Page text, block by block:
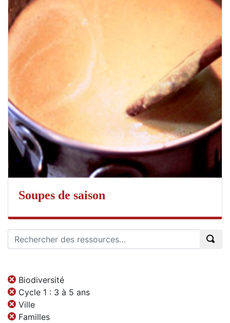
Soupes de saison
Biodiversité
Cycle 1 : 3 à 5 ans
Ville
Familles